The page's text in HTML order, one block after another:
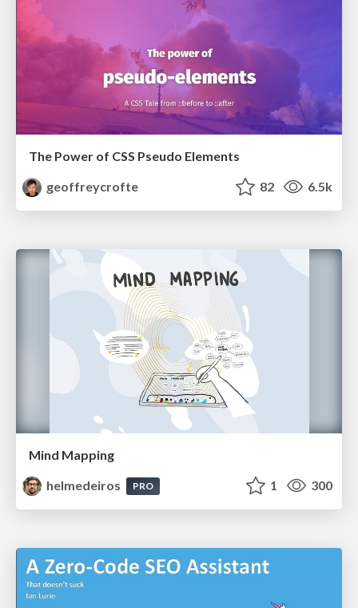
The Power of CSS Pseudo Elements
geoffreycrofte
82 6.5k
Mind Mapping
helmedeiros
PRO 1 300